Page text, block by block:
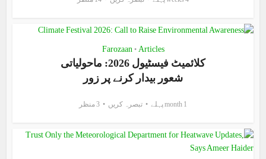
Articles
•
Farozaan
کلائمیٹ فیسٹیول 2026: ماحولیاتی
شعور بیدار کرنے پر زور
1 month پہلے تبصرہ کریں 3 منظر